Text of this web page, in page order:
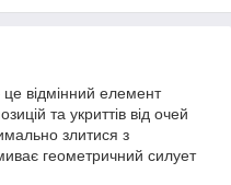
це відмінний елемент
та укриттів від очей
злитися з
геометричний силует